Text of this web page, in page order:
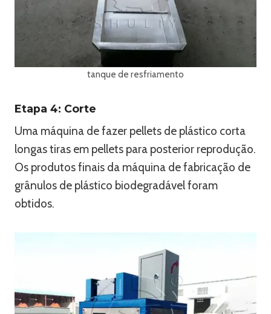
tanque de resfriamento
Etapa 4: Corte
Uma máquina de fazer pellets de plástico corta
longas tiras em pellets para posterior reprodução.
Os produtos finais da máquina de fabricação de
grânulos de plástico biodegradável foram
obtidos.